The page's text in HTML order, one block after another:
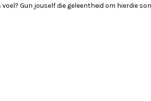
Gun jouself die geleentheid om hierdie